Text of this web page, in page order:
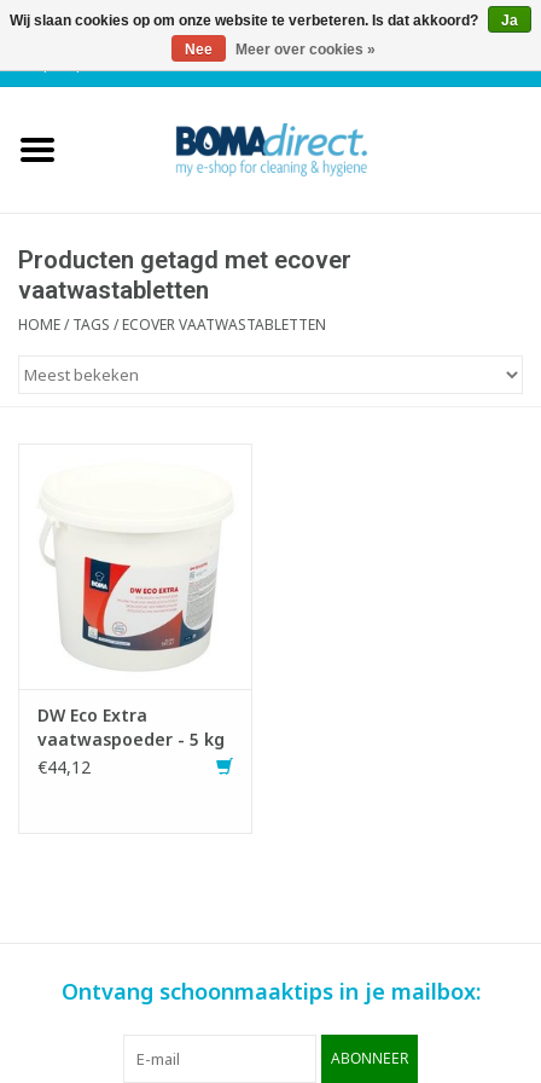
Klantenservice
Blog
Producten getagd met ecover
vaatwastabletten
HOME/TAGS /ECOVER VAATWASTABLETTEN
DW Eco Extra
vaatwaspoeder - 5 kg
€44,12
Ontvang schoonmaaktips in je mailbox:
ABONNEER
Wij slaan cookies op om onze website te verbeteren. Is dat akkoord?
Ja
Nee
Meer over cookies »